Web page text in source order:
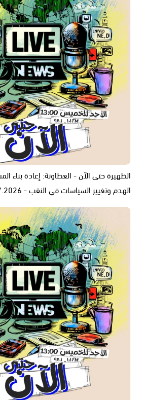
الظهيرة حتى الآن - العطاونة: إعادة بناء
الهدم وتغيير السياسات في النقب - 28.07.2026